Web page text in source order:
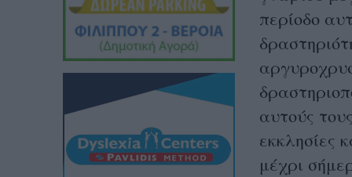
περίοδο
αυτούς
εκκλησίες
μέχρι